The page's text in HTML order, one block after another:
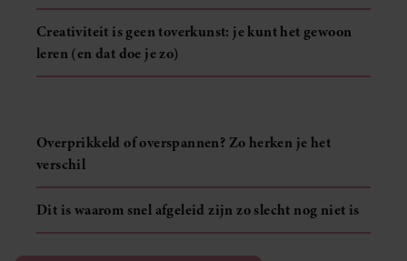
Creativiteit is geen toverkunst: je kunt het gewoon
leren (en dat doe je zo)
Overprikkeld of overspannen? Zo herken je het
verschil
Dit is waarom snel afgeleid zijn zo slecht nog niet is